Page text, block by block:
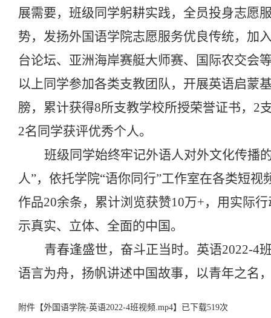
展需要，班级同学躬耕实践，全员投身志愿
势，发扬外国语学院志愿服务优良传统，加
台论坛、亚洲海岸赛艇大师赛、国际农交会
以上同学参加各类支教团队，开展英语启蒙
膀，累计获得8所支教学校所授荣誉证书， 2
2名同学获评优秀个人。
班级同学始终牢记外语人对外文化传播
人”，依托学院“语你同行”工作室在各类短
作品20余条，累计浏览获赞10万+，用实际
示真实、立体、全面的中国。
青春逢盛世，奋斗正当时。英语2022-4
语言为舟，扬帆讲述中国故事，以青年之名
附件【外国语学院-英语2022-4班视频.mp4】已下载519次